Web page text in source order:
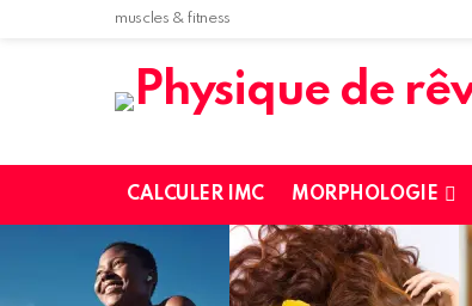
muscles & fitness
CALCULER IMC MORPHOLOGIE